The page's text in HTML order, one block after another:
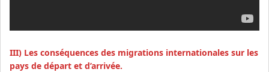
III) Les conséquences des migrations internationales sur les
pays de départ et d’arrivée.